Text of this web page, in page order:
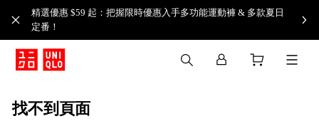
精選優惠 $59 起：把握限時優惠入手多功能運動褲 & 多款夏日
定番！​
找不到頁面